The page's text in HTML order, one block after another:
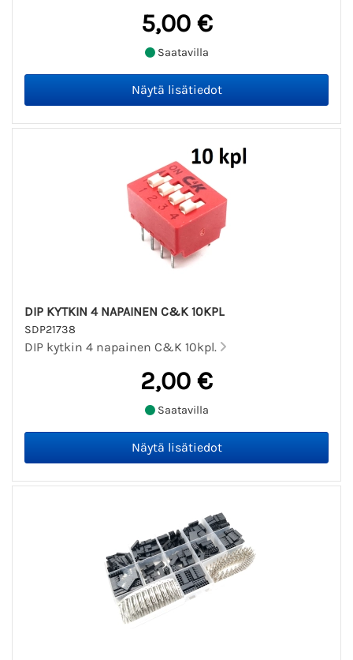
5,00 €
Saatavilla
DIP KYTKIN 4 NAPAINEN C&K 10KPL
SDP21738
DIP kytkin 4 napainen C&K 10kpl.
2,00 €
Saatavilla